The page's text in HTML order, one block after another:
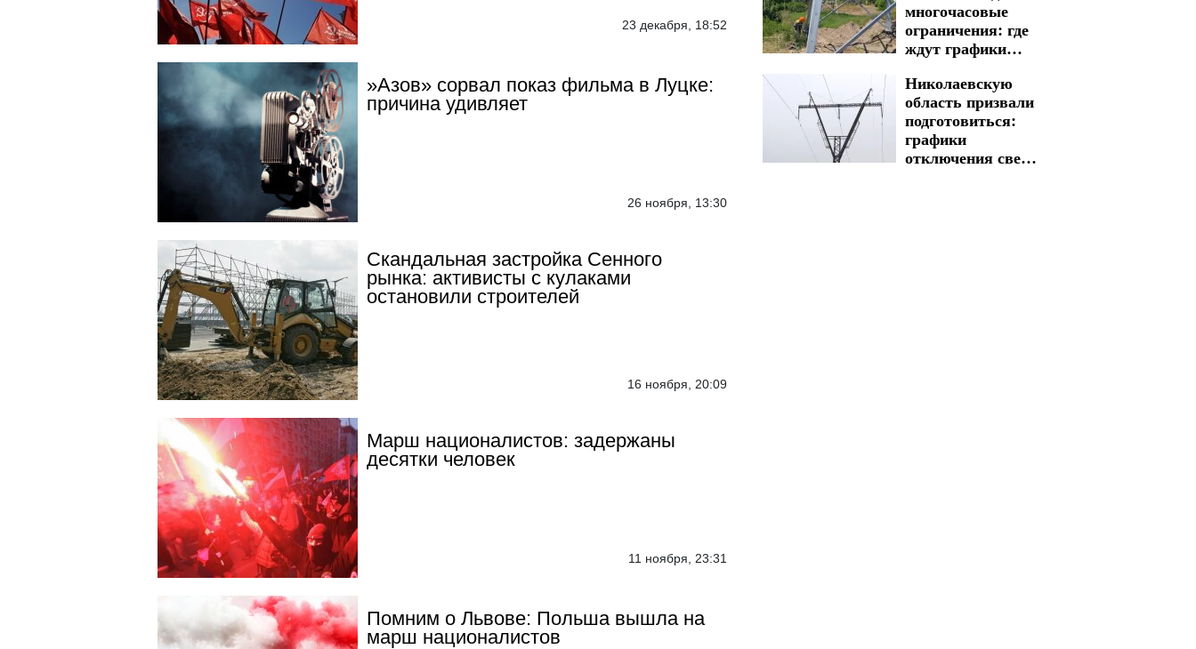
23 декабря, 18:52
»Азов» сорвал показ фильма в Луцке:
причина удивляет
26 ноября, 13:30
Скандальная застройка Сенного
рынка: активисты с кулаками
остановили строителей
16 ноября, 20:09
Марш националистов: задержаны
десятки человек
11 ноября, 23:31
Помним о Львове: Польша вышла на
марш националистов
многочасовые
ограничения: где
ждут графики
на 6 и 7 августа
Николаевскую
область призвали
подготовиться:
графики
отключения света